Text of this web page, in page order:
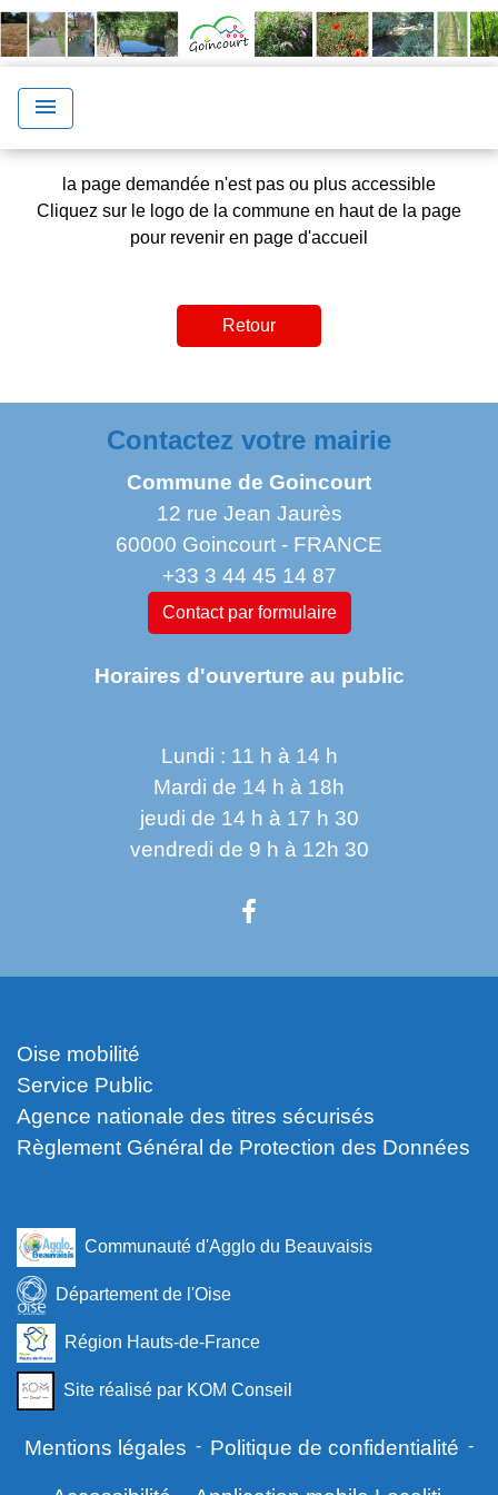
menu
la page demandée n'est pas ou plus accessible
Cliquez sur le logo de la commune en haut de la page
pour revenir en page d'accueil
Retour
Contactez votre mairie
Commune de Goincourt
12 rue Jean Jaurès
60000 Goincourt - FRANCE
+33 3 44 45 14 87
Contact par formulaire
Horaires d'ouverture au public
Lundi : 11 h à 14 h
Mardi de 14 h à 18h
jeudi de 14 h à 17 h 30
vendredi de 9 h à 12h 30
Oise mobilité
Service Public
Agence nationale des titres sécurisés
Règlement Général de Protection des Données
Communauté d'Agglo du Beauvaisis
Département de l'Oise
Région Hauts-de-France
Site réalisé par KOM Conseil
Mentions légales - Politique de confidentialité -